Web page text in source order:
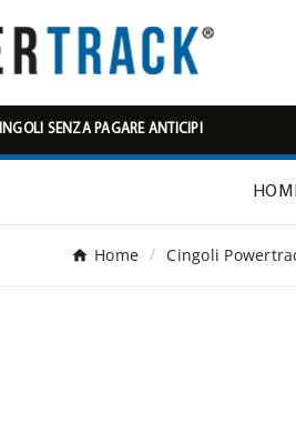
SENZA PAGARE ANTICIPI
Home Cingoli